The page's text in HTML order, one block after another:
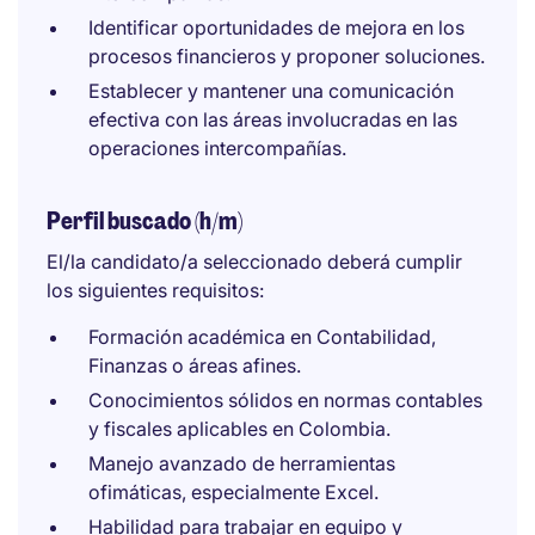
Identificar oportunidades de mejora en los
procesos financieros y proponer soluciones.
Establecer y mantener una comunicación
efectiva con las áreas involucradas en las
operaciones intercompañías.
Perfil buscado (h/m)
El/la candidato/a seleccionado deberá cumplir
los siguientes requisitos:
Formación académica en Contabilidad,
Finanzas o áreas afines.
Conocimientos sólidos en normas contables
y fiscales aplicables en Colombia.
Manejo avanzado de herramientas
ofimáticas, especialmente Excel.
Habilidad para trabajar en equipo y